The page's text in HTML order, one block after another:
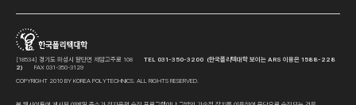
[18534] 경기도 화성시 팔탄면 제암고주로 108 TEL 031-350-3200 (한국폴리텍대학 보이는 ARS 이용은 1588-228
2)
FAX 031-350-3129
COPYRIGHT 2010 BY KOREA POLYTECHNICS. ALL RIGHTS RESERVED.